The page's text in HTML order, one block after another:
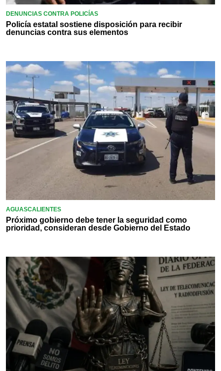
DENUNCIAS CONTRA POLICÍAS
Policía estatal sostiene disposición para recibir
denuncias contra sus elementos
AGUASCALIENTES
Próximo gobierno debe tener la seguridad como
prioridad, consideran desde Gobierno del Estado